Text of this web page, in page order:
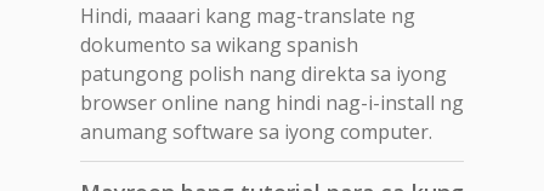
Hindi, maaari kang mag-translate ng
dokumento sa wikang spanish
patungong polish nang direkta sa iyong
browser online nang hindi nag-i-install ng
anumang software sa iyong computer.